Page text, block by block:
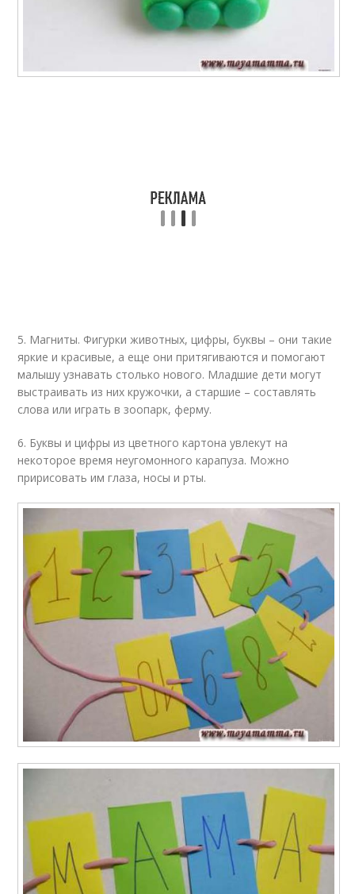
5. Магниты. Фигурки животных, цифры, буквы – они такие
яркие и красивые, а еще они притягиваются и помогают
малышу узнавать столько нового. Младшие дети могут
выстраивать из них кружочки, а старшие – составлять
слова или играть в зоопарк, ферму.
6. Буквы и цифры из цветного картона увлекут на
некоторое время неугомонного карапуза. Можно
пририсовать им глаза, носы и рты.